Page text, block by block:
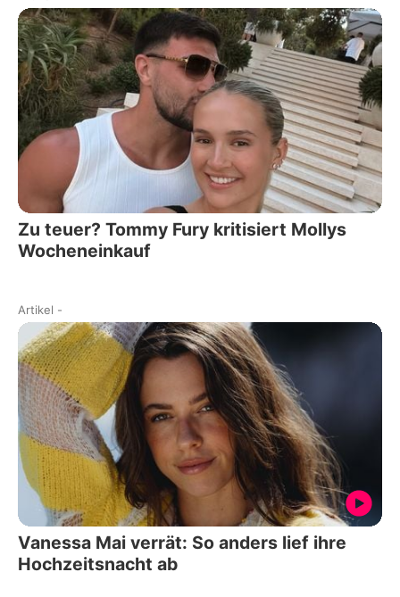
Zu teuer? Tommy Fury kritisiert Mollys
Wocheneinkauf
Artikel -
Vanessa Mai verrät: So anders lief ihre
Hochzeitsnacht ab